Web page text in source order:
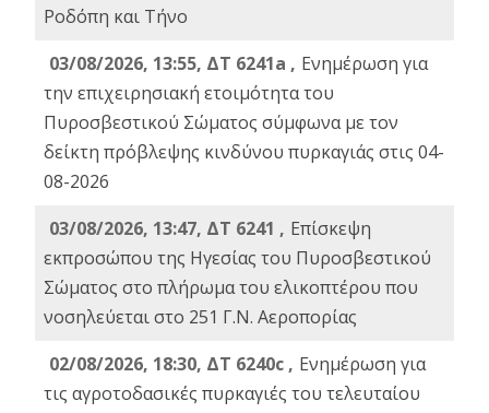
Ροδόπη και Τήνο
03/08/2026, 13:55, ΔΤ 6241a , Ενημέρωση για
την επιχειρησιακή ετοιμότητα του
Πυροσβεστικού Σώματος σύμφωνα με τον
δείκτη πρόβλεψης κινδύνου πυρκαγιάς στις 04-
08-2026
03/08/2026, 13:47, ΔΤ 6241 , Επίσκεψη
εκπροσώπου της Ηγεσίας του Πυροσβεστικού
Σώματος στο πλήρωμα του ελικοπτέρου που
νοσηλεύεται στο 251 Γ.Ν. Αεροπορίας
02/08/2026, 18:30, ΔΤ 6240c , Ενημέρωση για
τις αγροτοδασικές πυρκαγιές του τελευταίου